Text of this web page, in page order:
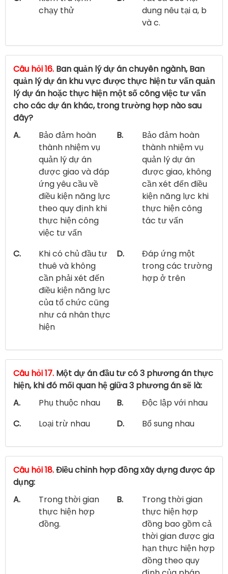
chạy thử
dung nêu tại a, b
và c.
Câu hỏi 16. Ban quản lý dự án chuyên ngành, Ban
quản lý dự án khu vực được thực hiện tư vấn quản
lý dự án hoặc thực hiện một số công việc tư vấn
cho các dự án khác, trong trường hợp nào sau
đây?
A.
Bảo đảm hoàn
thành nhiệm vụ
quản lý dự án
được giao và đáp
ứng yêu cầu về
điều kiện năng lực
theo quy định khi
thực hiện công
việc tư vấn
B.
Bảo đảm hoàn
thành nhiệm vụ
quản lý dự án
được giao, không
cần xét đến điều
kiện năng lực khi
thực hiện công
tác tư vấn
C.
Khi có chủ đầu tư
thuê và không
cần phải xét đến
điều kiện năng lực
của tổ chức cũng
như cá nhân thực
hiện
D.
Đáp ứng một
trong các trường
hợp ở trên
Câu hỏi 17. Một dự án đầu tư có 3 phương án thực
hiện, khi đó mối quan hệ giữa 3 phương án sẽ là:
A.
Phụ thuộc nhau B.
Độc lập với nhau
C.
Loại trừ nhau D. Bổ sung nhau
Câu hỏi 18.Điều chỉnh hợp đồng xây dựng được áp
dụng:
A.
Trong thời gian
thực hiện hợp
đồng.
B.
Trong thời gian
thực hiện hợp
đồng bao gồm cả
thời gian được gia
hạn thực hiện hợp
đồng theo quy